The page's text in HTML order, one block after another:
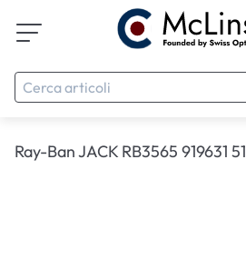
Ray-Ban JACK RB3565 919631 51